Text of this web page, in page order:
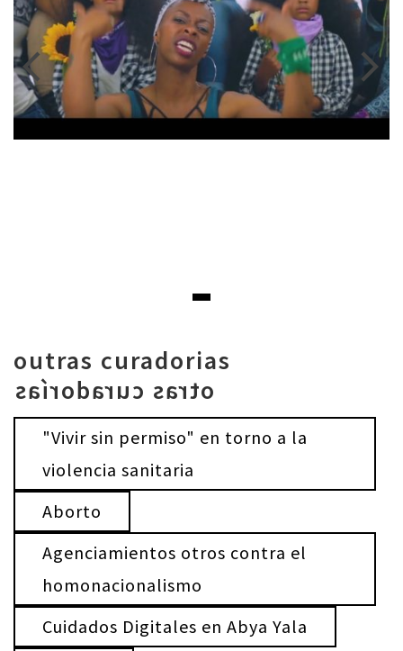
arrow_back_ios arrow_forward_ios
outras curadorias
otras curadorías
"Vivir sin permiso" en torno a la
violencia sanitaria
Aborto
Agenciamientos otros contra el
homonacionalismo
Cuidados Digitales en Abya Yala